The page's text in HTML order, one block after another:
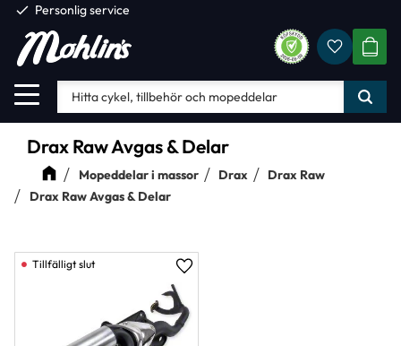
Meny
check Personlig service
Drax Raw Avgas & Delar
Mopeddelar i massor Drax
Drax Raw
Drax Raw Avgas & Delar
Lägg till i favoriter